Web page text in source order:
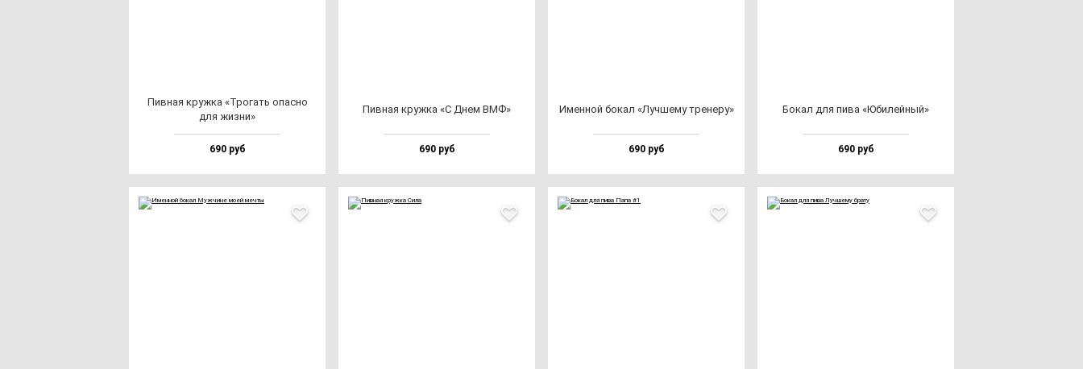
Пив­ная круж­ка «Тро­гать опас­но
для жиз­ни»
690 руб
Пив­ная круж­ка «С Днем ВМФ»
690 руб
Имен­ной бо­кал «Луч­ше­му тре­не­ру»
690 руб
Бокал для пи­ва «Юби­лей­ный»
690 руб